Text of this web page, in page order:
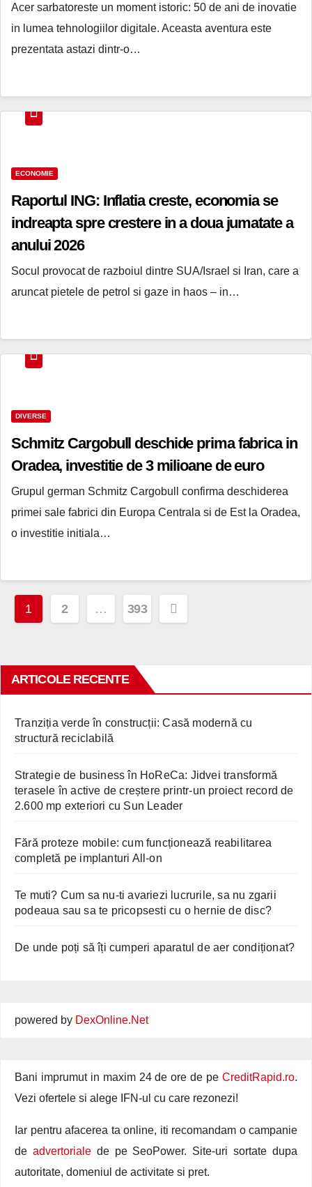
Acer sarbatoreste un moment istoric: 50 de ani de inovatie
in lumea tehnologiilor digitale. Aceasta aventura este
prezentata astazi dintr-o…
ECONOMIE
Raportul ING: Inflatia creste, economia se
indreapta spre crestere in a doua jumatate a
anului 2026
Socul provocat de razboiul dintre SUA/Israel si Iran, care a
aruncat pietele de petrol si gaze in haos – in…
DIVERSE
Schmitz Cargobull deschide prima fabrica in
Oradea, investitie de 3 milioane de euro
Grupul german Schmitz Cargobull confirma deschiderea
primei sale fabrici din Europa Centrala si de Est la Oradea,
o investitie initiala…
Paginație
1 2 … 393
ARTICOLE RECENTE
Tranziția verde în construcții: Casă modernă cu
structură reciclabilă
Strategie de business în HoReCa: Jidvei transformă
terasele în active de creștere printr-un proiect record de
2.600 mp exteriori cu Sun Leader
Fără proteze mobile: cum funcționează reabilitarea
completă pe implanturi All-on
Te muti? Cum sa nu-ti avariezi lucrurile, sa nu zgarii
podeaua sau sa te pricopsesti cu o hernie de disc?
De unde poți să îți cumperi aparatul de aer condiționat?
powered by DexOnline.Net
Bani imprumut in maxim 24 de ore de pe CreditRapid.ro.
Vezi ofertele si alege IFN-ul cu care rezonezi!
Iar pentru afacerea ta online, iti recomandam o campanie
de advertorialede pe SeoPower. Site-uri sortate dupa
autoritate, domeniul de activitate si pret.